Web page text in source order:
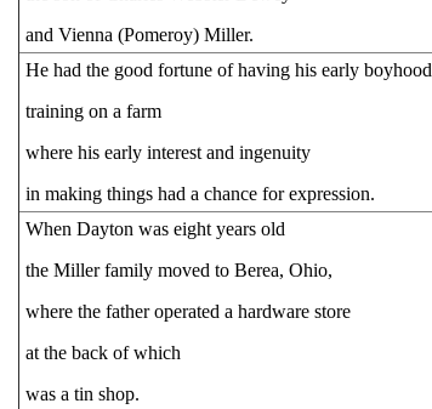
and Vienna (Pomeroy) Miller.
He had the good fortune of having his early boyhood
training on a farm
where his early interest and ingenuity
in making things had a chance for expression.
When Dayton was eight years old
the Miller family moved to Berea, Ohio,
where the father operated a hardware store
at the back of which
was a tin shop.